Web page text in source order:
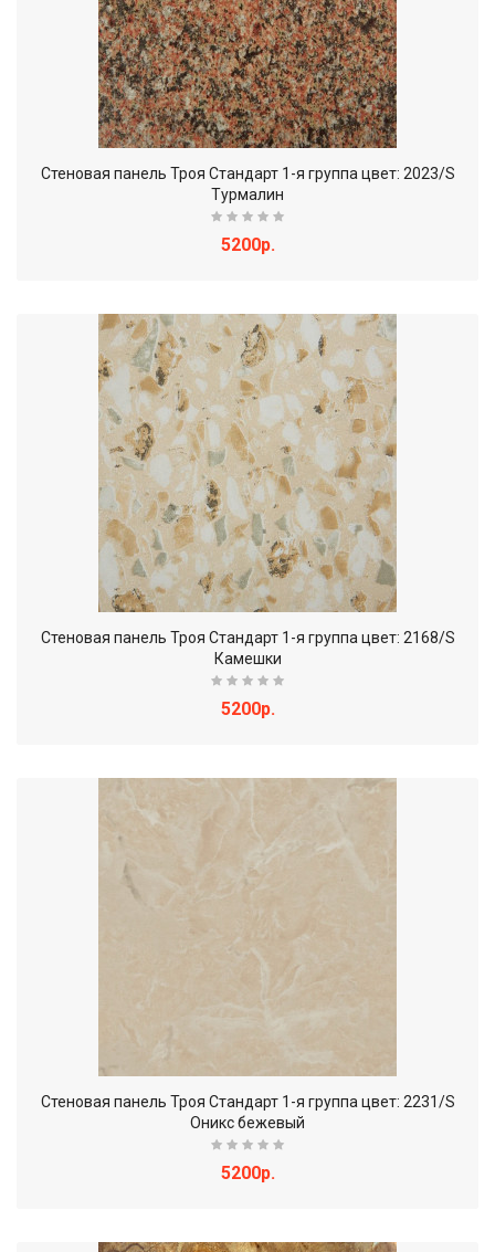
Стеновая панель Троя Стандарт 1-я группа цвет: 2023/S
Турмалин
5200р.
Стеновая панель Троя Стандарт 1-я группа цвет: 2168/S
Камешки
5200р.
Стеновая панель Троя Стандарт 1-я группа цвет: 2231/S
Оникс бежевый
5200р.